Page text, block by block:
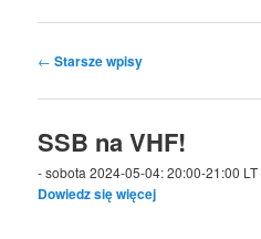
Nawigacja
← Starsze wpisy
SSB na VHF!
- sobota 2024-05-04: 20:00-21:00 LT
Dowiedz się więcej